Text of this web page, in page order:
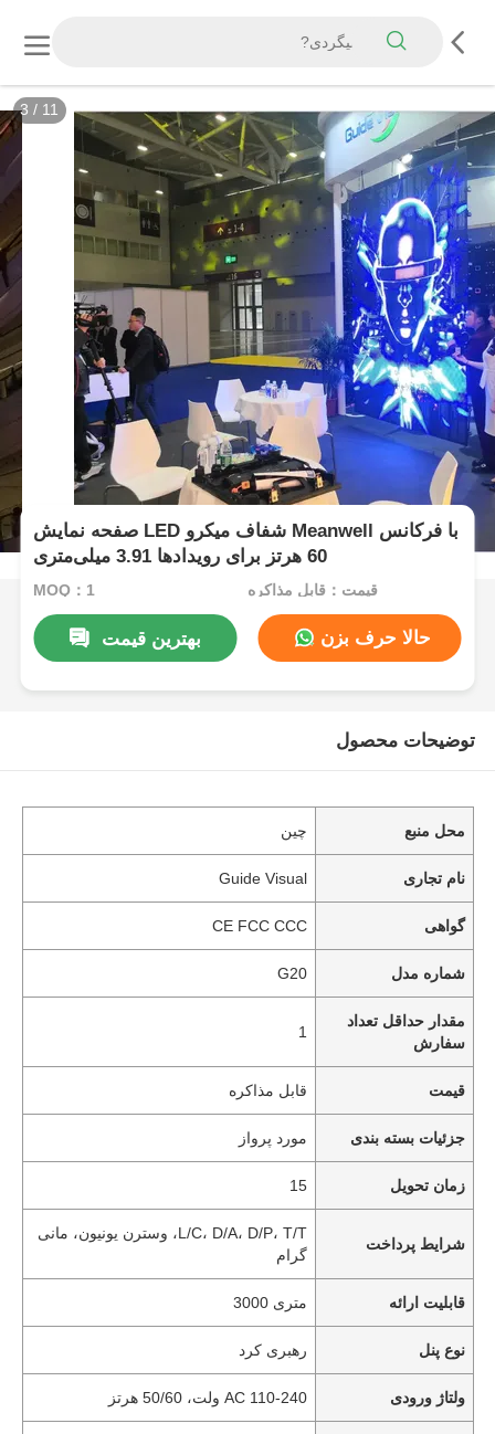
3 / 11
صفحه نمایش LED شفاف میکرو Meanwell با فرکانس
60 هرتز برای رویدادها 3.91 میلی‌متری
MOQ：1 قیمت：قابل مذاکره
بهترین قیمت حالا حرف بزن
توضیحات محصول
محل منبع چین
نام تجاری Guide Visual
گواهی CE FCC CCC
شماره مدل G20
مقدار حداقل تعداد
سفارش
1
قیمت قابل مذاکره
جزئیات بسته بندی مورد پرواز
زمان تحویل 15
شرایط پرداخت
L/C، D/A، D/P، T/T، وسترن یونیون، مانی
گرام
قابلیت ارائه متری 3000
نوع پنل رهبری کرد
ولتاژ ورودی AC 110-240 ولت، 50/60 هرتز